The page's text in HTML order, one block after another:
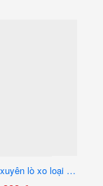
Ảo thuật vòng xuyên lò xo loại lớn